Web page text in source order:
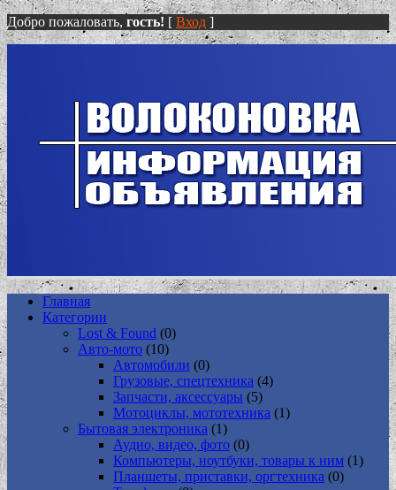
Добро пожаловать, гость! [ Вход ]
Главная
Категории
Lost & Found (0)
Авто-мото (10)
Автомобили (0)
Грузовые, спецтехника (4)
Запчасти, аксессуары (5)
Мотоциклы, мототехника (1)
Бытовая электроника (1)
Аудио, видео, фото (0)
Компьютеры, ноутбуки, товары к ним (1)
Планшеты, приставки, оргтехника (0)